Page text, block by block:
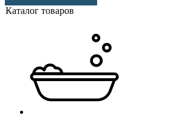
Каталог товаров